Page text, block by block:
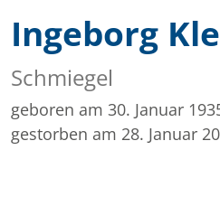
Ingeborg
Schmiegel
geboren am 30. Januar
gestorben am 28. Januar